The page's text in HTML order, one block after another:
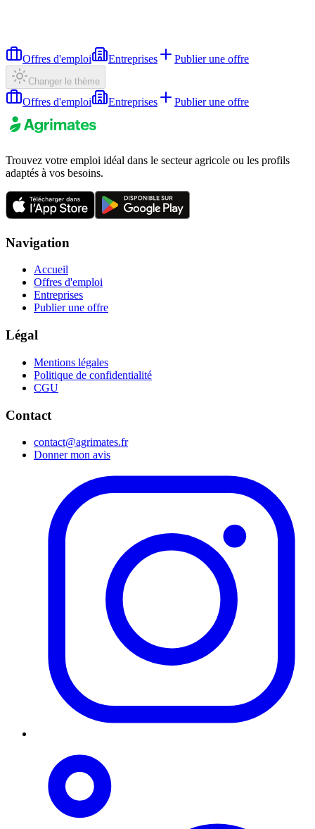
Offres d'emploi Entreprises Publier une offre
Changer le thème
Offres d'emploi Entreprises Publier une offre
Trouvez votre emploi idéal dans le secteur agricole ou les profils
adaptés à vos besoins.
Navigation
Accueil
Offres d'emploi
Entreprises
Publier une offre
Légal
Mentions légales
Politique de confidentialité
CGU
Contact
contact@agrimates.fr
Donner mon avis